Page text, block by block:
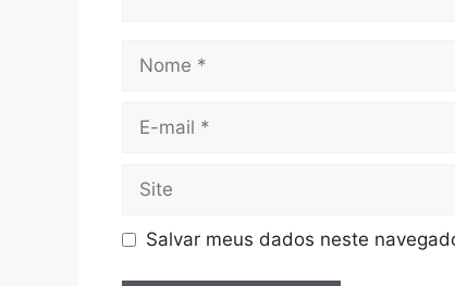
mail
Salvar meus dados neste